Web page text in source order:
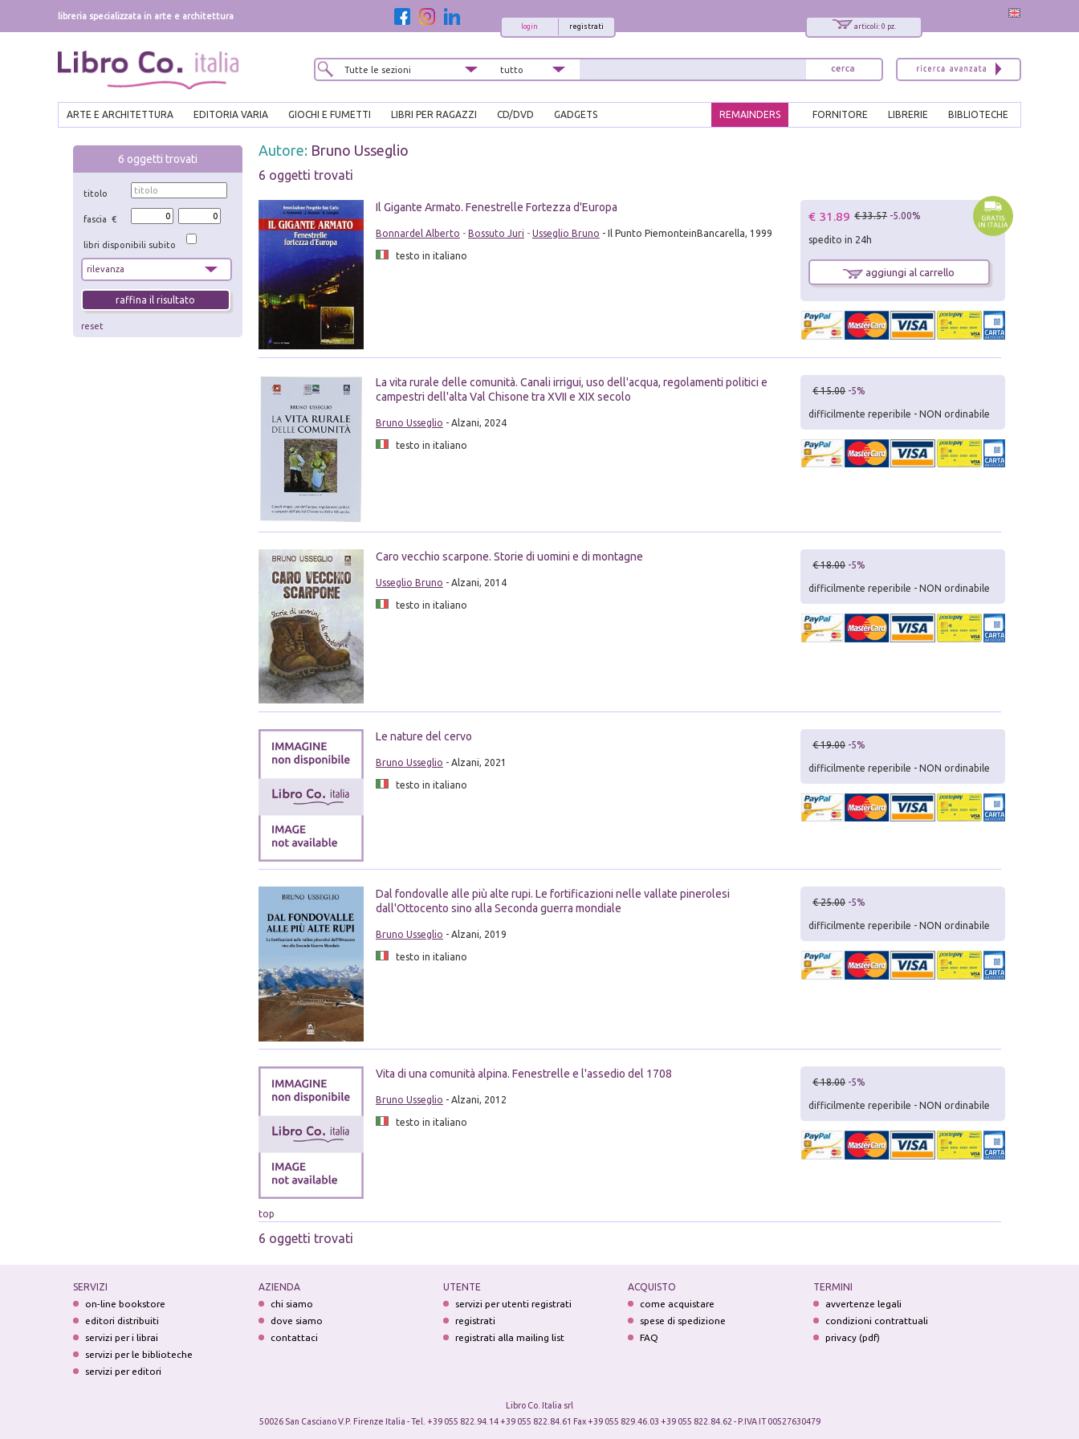
libreria specializzata in arte e architettura
articoli: 0 pz.
registrati
login
ARTE E ARCHITETTURA EDITORIA VARIA GIOCHI E FUMETTI LIBRI PER RAGAZZI CD/DVD GADGETS BIBLIOTECHE
LIBRERIE
FORNITORE
REMAINDERS
6 oggetti trovati
titolo
fascia €
libri disponibili subito
reset
Autore: Bruno Usseglio
6 oggetti trovati
Il Gigante Armato. Fenestrelle Fortezza d'Europa
Bonnardel Alberto - Bossuto Juri - Usseglio Bruno - Il Punto PiemonteinBancarella, 1999
testo in italiano
€ 31.89 € 33.57 -5.00%
spedito in 24h
aggiungi al carrello
La vita rurale delle comunità. Canali irrigui, uso dell'acqua, regolamenti politici e
campestri dell'alta Val Chisone tra XVII e XIX secolo
Bruno Usseglio - Alzani, 2024
testo in italiano
€ 15.00 -5%
difficilmente reperibile - NON ordinabile
Caro vecchio scarpone. Storie di uomini e di montagne
Usseglio Bruno - Alzani, 2014
testo in italiano
€ 18.00 -5%
difficilmente reperibile - NON ordinabile
Le nature del cervo
Bruno Usseglio - Alzani, 2021
testo in italiano
€ 19.00 -5%
difficilmente reperibile - NON ordinabile
Dal fondovalle alle più alte rupi. Le fortificazioni nelle vallate pinerolesi
dall'Ottocento sino alla Seconda guerra mondiale
Bruno Usseglio - Alzani, 2019
testo in italiano
€ 25.00 -5%
difficilmente reperibile - NON ordinabile
Vita di una comunità alpina. Fenestrelle e l'assedio del 1708
Bruno Usseglio - Alzani, 2012
testo in italiano
€ 18.00 -5%
difficilmente reperibile - NON ordinabile
top
6 oggetti trovati
SERVIZI
on-line bookstore
editori distribuiti
servizi per i librai
servizi per le biblioteche
servizi per editori
AZIENDA
chi siamo
dove siamo
contattaci
UTENTE
servizi per utenti registrati
registrati
registrati alla mailing list
ACQUISTO
come acquistare
spese di spedizione
FAQ
TERMINI
avvertenze legali
condizioni contrattuali
privacy (pdf)
Libro Co. Italia srl
50026 San Casciano V.P. Firenze Italia - Tel. +39 055 822.94.14 +39 055 822.84.61 Fax +39 055 829.46.03 +39 055 822.84.62 - P.IVA IT 00527630479